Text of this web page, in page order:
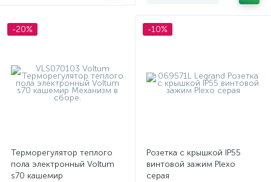
-20%
Терморегулятор теплого
пола электронный Voltum
s70 кашемир
-10%
Розетка с крышкой IP55
винтовой зажим Plexo
серая